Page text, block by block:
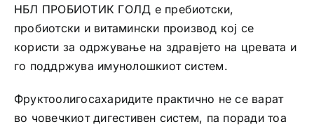
НБЛ ПРОБИОТИК ГОЛД е пребиотски,
пробиотски и витамински производ кој се
користи за одржување на здравјето на цревата и
го поддржува имунолошкиот систем.
Фруктоолигосахаридите практично не се варат
во човечкиот дигестивен систем, па поради тоа